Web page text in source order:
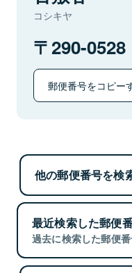
コシキヤ
290-0528
郵便番号をコピー
他の郵便番号を検
最近検索した郵便
過去に検索した郵便